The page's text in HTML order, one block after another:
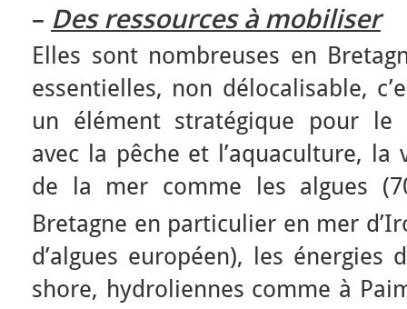
– Des ressources à mobiliser
Elles sont nombreuses en
essentielles, non délocalisable,
un élément stratégique pour le
avec la pêche et l’aquaculture,
de la mer comme les algues
Bretagne en particulier en mer
d’algues européen), les
shore, hydroliennes comme à